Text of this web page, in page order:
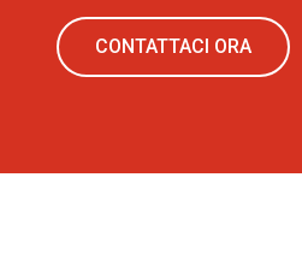
CONTATTACI ORA